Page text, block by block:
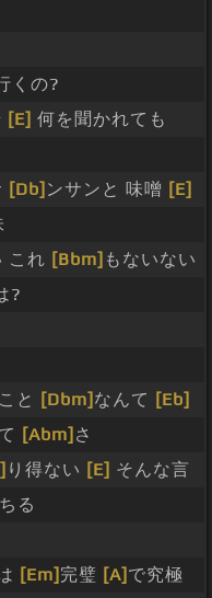
くの?
[E] 何を聞かれても
[Db] ンサンと 味噌 [E]
これ [Bbm] もないない
?
こと [Dbm] なんて [Eb]
て [Abm] さ
り得ない [E] そんな言
る
[Em] 完璧 [A] で究極